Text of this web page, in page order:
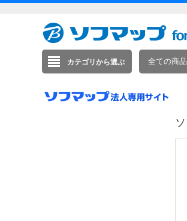
カテゴリから選ぶ 全ての商品